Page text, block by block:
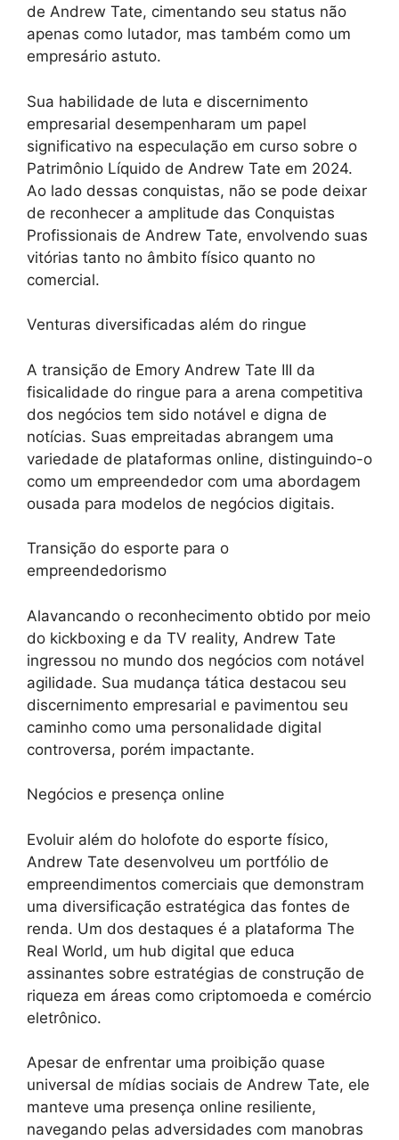
de Andrew Tate, cimentando seu status não
apenas como lutador, mas também como um
empresário astuto.
Sua habilidade de luta e discernimento
empresarial desempenharam um papel
significativo na especulação em curso sobre o
Patrimônio Líquido de Andrew Tate em 2024.
Ao lado dessas conquistas, não se pode deixar
de reconhecer a amplitude das Conquistas
Profissionais de Andrew Tate, envolvendo suas
vitórias tanto no âmbito físico quanto no
comercial.
Venturas diversificadas além do ringue
A transição de Emory Andrew Tate III da
fisicalidade do ringue para a arena competitiva
dos negócios tem sido notável e digna de
notícias. Suas empreitadas abrangem uma
variedade de plataformas online, distinguindo-o
como um empreendedor com uma abordagem
ousada para modelos de negócios digitais.
Transição do esporte para o
empreendedorismo
Alavancando o reconhecimento obtido por meio
do kickboxing e da TV reality, Andrew Tate
ingressou no mundo dos negócios com notável
agilidade. Sua mudança tática destacou seu
discernimento empresarial e pavimentou seu
caminho como uma personalidade digital
controversa, porém impactante.
Negócios e presença online
Evoluir além do holofote do esporte físico,
Andrew Tate desenvolveu um portfólio de
empreendimentos comerciais que demonstram
uma diversificação estratégica das fontes de
renda. Um dos destaques é a plataforma The
Real World, um hub digital que educa
assinantes sobre estratégias de construção de
riqueza em áreas como criptomoeda e comércio
eletrônico.
Apesar de enfrentar uma proibição quase
universal de mídias sociais de Andrew Tate, ele
manteve uma presença online resiliente,
navegando pelas adversidades com manobras